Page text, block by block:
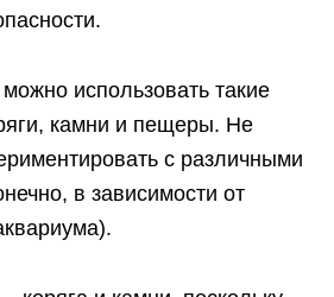
можно использовать такие
камни и пещеры. Не
с различными
в зависимости от